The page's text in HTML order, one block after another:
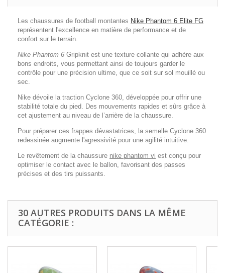
Les chaussures de football montantes Nike Phantom 6 Elite FG
représentent l'excellence en matière de performance et de
confort sur le terrain.
Nike Phantom 6 Gripknit est une texture collante qui adhère aux
bons endroits, vous permettant ainsi de toujours garder le
contrôle pour une précision ultime, que ce soit sur sol mouill é ou
sec.
Nike dévoile la traction Cyclone 360, développée pour offrir une
stabilité totale du pied. Des mouvements rapides et sûrs grâce à
cet ajustement au niveau de l ’arrière de la chaussure.
Pour préparer ces frappes dévastatrices, la semelle Cyclone 360
redessinée augmente l'agressivité pour une agilité intuitive.
Le revêtement de la chaussure nike phantom vi est conçu pour
optimiser le contact avec le ballon, favorisant des passes
précises et des tirs puissants.
30 AUTRES PRODUITS DANS LA MÊME
CATÉGORIE :